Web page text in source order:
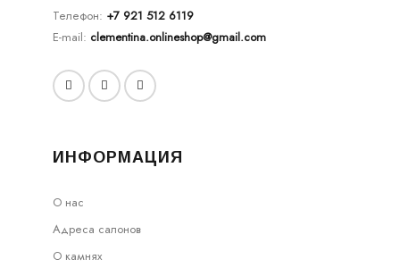
Телефон: +7 921 512 6119
E-mail: clementina.onlineshop@gmail.com
ИНФОРМАЦИЯ
О нас
Адреса салонов
О камнях